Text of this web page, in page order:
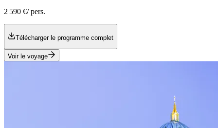
2 590 €/ pers.
Télécharger le programme complet
Voir le voyage